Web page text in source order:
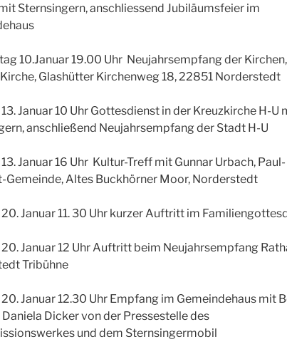
Sternsingern, anschliessend Jubiläumsfeier im
10.Januar 19.00 Uhr Neujahrsempfang der Kirchen,
Glashütter Kirchenweg 18, 22851 Norderstedt
Januar 10 Uhr Gottesdienst in der Kreuzkirche H-U
anschließend Neujahrsempfang der Stadt H-U
Januar 16 Uhr Kultur-Treff mit Gunnar Urbach, Paul-
Gemeinde, Altes Buckhörner Moor, Norderstedt
Januar 11. 30 Uhr kurzer Auftritt im
Januar 12 Uhr Auftritt beim Neujahrsempfang
Tribühne
Januar 12.30 Uhr Empfang im Gemeindehaus mit
Daniela Dicker von der Pressestelle des
und dem Sternsingermobil